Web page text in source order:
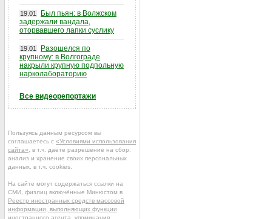
19.01
Был пьян: в Волжском
задержали вандала,
оторвавшего лапки суслику
19.01
Разошелся по
крупному: в Волгограде
накрыли крупную подпольную
нарколабораторию
Все видеорепортажи
Пользуясь данным ресурсом вы
соглашаетесь с «Условиями использования
сайта» , в т.ч. даёте разрешение на сбор,
анализ и хранение своих персональных
данных, в т.ч. cookies.
На сайте могут содержаться ссылки на
СМИ, физлиц включённые Минюстом в
Реестр иностранных средств массовой
информации, выполняющих функции
иностранного агента , упоминания